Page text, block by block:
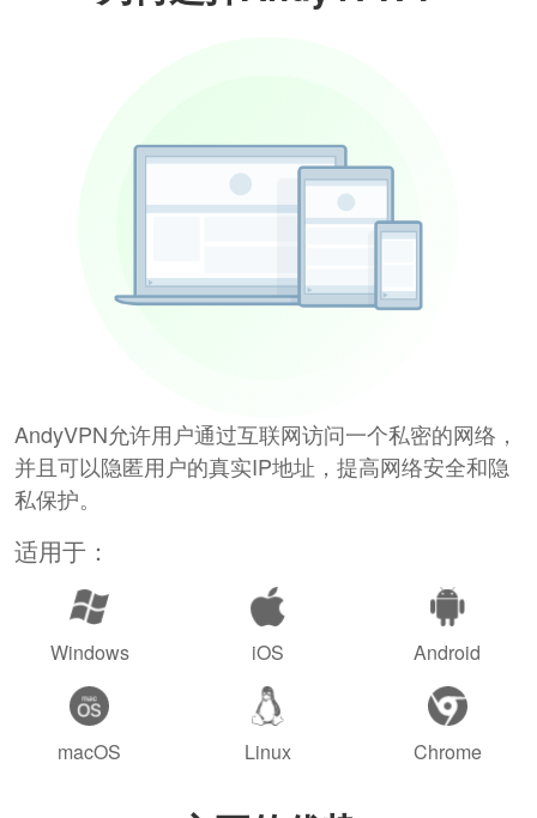
AndyVPN允许用户通过互联网访问一个私密的网络，
并且可以隐匿用户的真实IP地址，提高网络安全和隐
私保护。
适用于：
Windows iOS Android
macOS Linux Chrome